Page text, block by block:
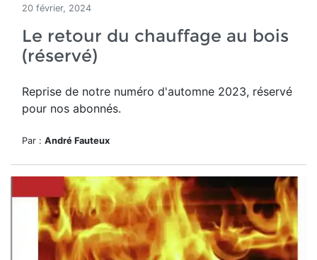
20 février, 2024
Le retour du chauffage au bois
(réservé)
Reprise de notre numéro d'automne 2023, réservé
pour nos abonnés.
Par : André Fauteux